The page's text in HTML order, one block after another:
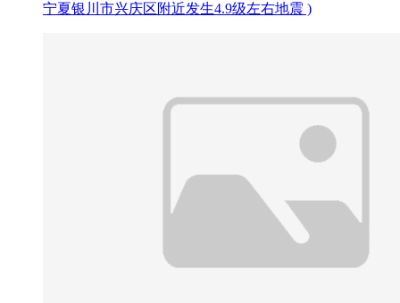
宁夏银川市兴庆区附近发生4.9级左右地震 )